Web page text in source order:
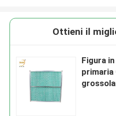
Ottieni il
Figura
primaria